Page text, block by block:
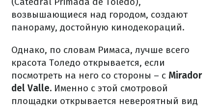
возвышающиеся над городом, создают
панораму, достойную кинодекораций.
Однако, по словам Римаса, лучше всего
красота Толедо открывается, если
посмотреть на него со стороны – с Mirador
del Valle. Именно с этой смотровой
площадки открывается невероятный вид